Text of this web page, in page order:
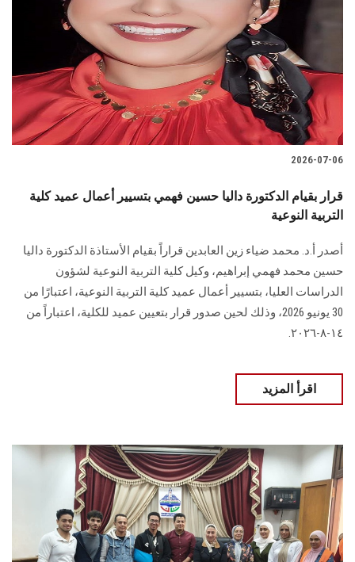
2026-07-06
قرار بقيام الدكتورة داليا حسين فهمي بتسيير أعمال عميد كلية
التربية النوعية
أصدر أ.د. محمد ضياء زين العابدين قراراً بقيام الأستاذة الدكتورة داليا
حسين محمد فهمي إبراهيم، وكيل كلية التربية النوعية لشؤون
الدراسات العليا، بتسيير أعمال عميد كلية التربية النوعية، اعتبارًا من
30 يونيو 2026، وذلك لحين صدور قرار بتعيين عميد للكلية، اعتباراً من
١٤-٨-٢٠٢٦.
اقرأ المزيد